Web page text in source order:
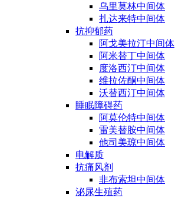
乌里莫林中间体
扎达来特中间体
抗抑郁药
阿戈美拉汀中间体
阿米替丁中间体
度洛西汀中间体
维拉佐酮中间体
沃替西汀中间体
睡眠障碍药
阿莫伦特中间体
雷美替胺中间体
他司美琼中间体
电解质
抗痛风剂
非布索坦中间体
泌尿生殖药